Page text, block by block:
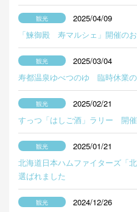
2025/04/09
「鰊御殿 寿マルシェ」開催の
2025/03/04
寿都温泉ゆべつのゆ 臨時休業
2025/02/21
すっつ「はしご酒」ラリー 開
2025/01/21
北海道日本ハムファイターズ「
選ばれました
2024/12/26